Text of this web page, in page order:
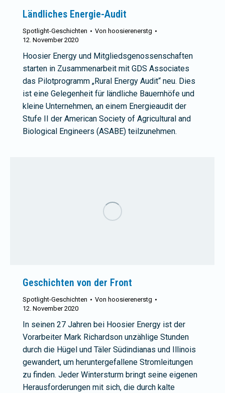
Ländliches Energie-Audit
Spotlight-Geschichten Von hoosierenerstg
12. November 2020
Hoosier Energy und Mitgliedsgenossenschaften
starten in Zusammenarbeit mit GDS Associates
das Pilotprogramm „Rural Energy Audit“ neu. Dies
ist eine Gelegenheit für ländliche Bauernhöfe und
kleine Unternehmen, an einem Energieaudit der
Stufe II der American Society of Agricultural and
Biological Engineers (ASABE) teilzunehmen.
Geschichten von der Front
Spotlight-Geschichten Von hoosierenerstg
12. November 2020
In seinen 27 Jahren bei Hoosier Energy ist der
Vorarbeiter Mark Richardson unzählige Stunden
durch die Hügel und Täler Südindianas und Illinois
gewandert, um heruntergefallene Stromleitungen
zu finden. Jeder Wintersturm bringt seine eigenen
Herausforderungen mit sich, die durch kalte